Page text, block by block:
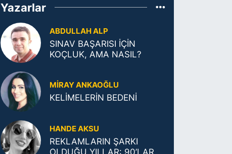
Yazarlar
ABDULLAH ALP
SINAV BAŞARISI İÇİN
KOÇLUK, AMA NASIL?
MIRAY ANKAOĞLU
KELİMELERİN BEDENİ
HANDE AKSU
REKLAMLARIN ŞARKI
OLDUĞU YILLAR: 90’LAR